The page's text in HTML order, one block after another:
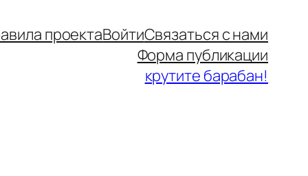
проектаВойтиСвязаться с нами
Форма публикации
крутите барабан!